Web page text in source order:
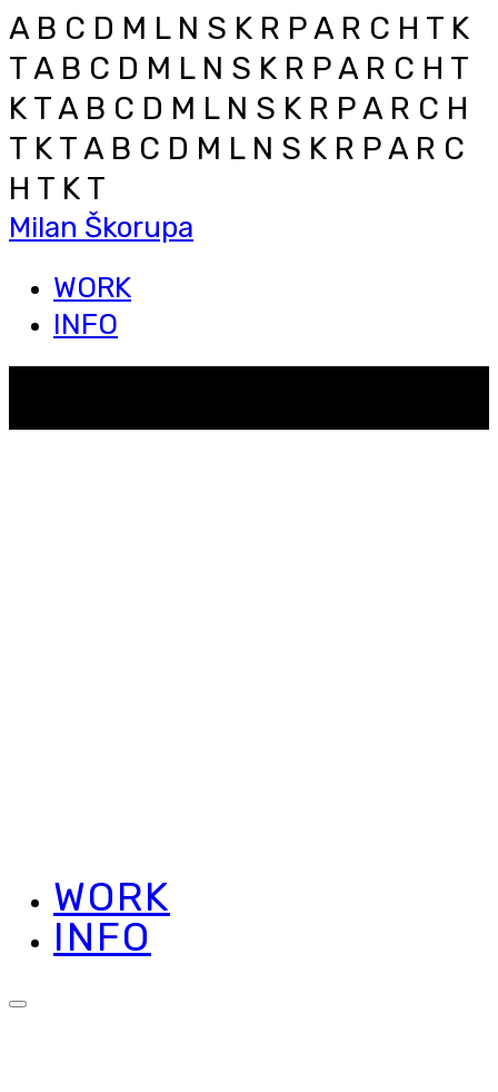
A B C D M L N S K R P A R C H T K
TA B C D M L N S K R P A R C H T
K TA B C D M L N S K R P A R C H
T K TA B C D M L N S K R P A R C
H T K T
Milan Škorupa
WORK
INFO
WORK
INFO